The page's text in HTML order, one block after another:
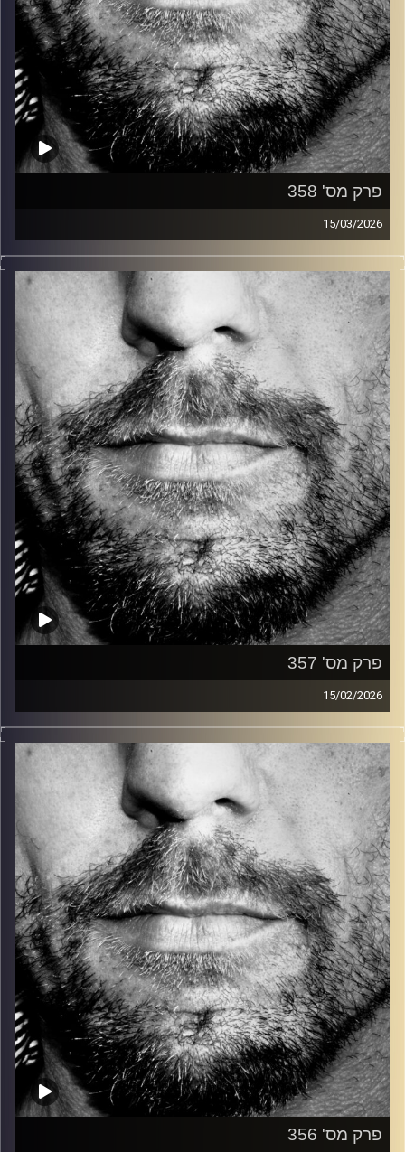
פרק מס' 358
15/03/2026
זיפים, מוזיקה מחוספסת של הופעות חיות. הרבה ג'אם, רוק,
בלוז, bluegrass, ג'אז, Fאנק, פרוגרסיב ואפילו אלקטרוניקה.
כל מה שחי, אמיתי ונושם.
עם שמוליק רגב.
קרדיט תמונות: David Goehring
פרק מס' 357
15/02/2026
זיפים, מוזיקה מחוספסת של הופעות חיות. הרבה ג'אם, רוק,
בלוז, bluegrass, ג'אז, Fאנק, פרוגרסיב ואפילו אלקטרוניקה.
כל מה שחי, אמיתי ונושם.
עם שמוליק רגב.
קרדיט תמונות: David Goehring
פרק מס' 356